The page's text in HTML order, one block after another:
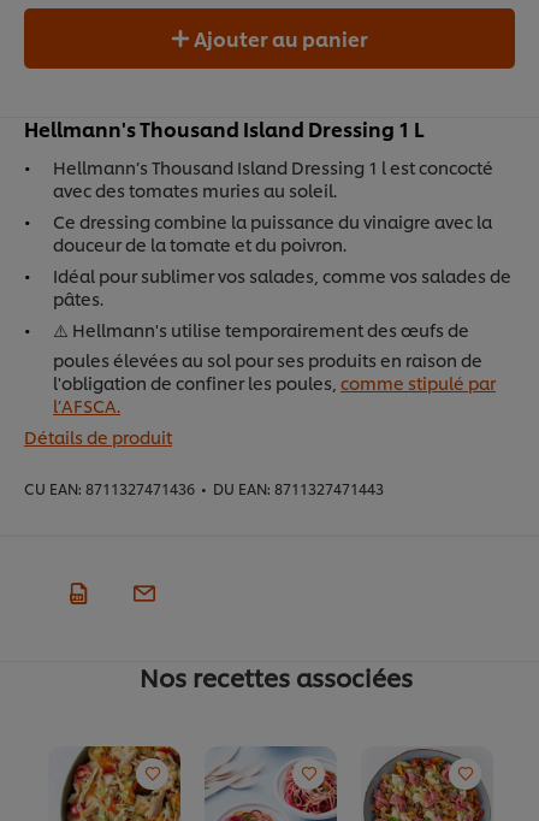
Ajouter au panier
Hellmann's Thousand Island Dressing 1 L
Hellmann’s Thousand Island Dressing 1 l est concocté
avec des tomates muries au soleil.
Ce dressing combine la puissance du vinaigre avec la
douceur de la tomate et du poivron.
Idéal pour sublimer vos salades, comme vos salades de
pâtes.
⚠️ Hellmann's utilise temporairement des œufs de
poules élevées au sol pour ses produits en raison de
l'obligation de confiner les poules, comme stipulé par
l’AFSCA.
Détails de produit
CU EAN: 8711327471436 • DU EAN: 8711327471443
Nos recettes associées